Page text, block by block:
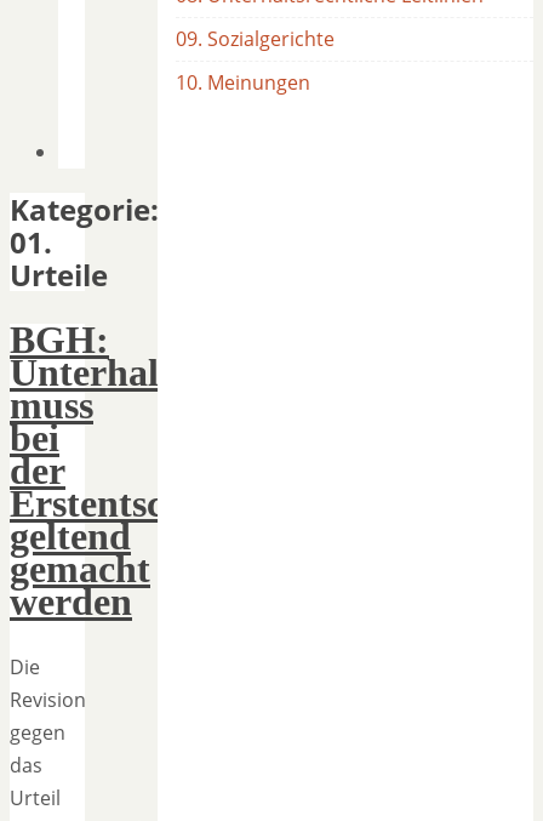
Kategorie:
01.
Urteile
BGH:
Unterhaltsbegrenzung
muss
bei
der
Erstentscheidung
geltend
gemacht
werden
Die
Revision
gegen
das
Urteil
09. Sozialgerichte
10. Meinungen